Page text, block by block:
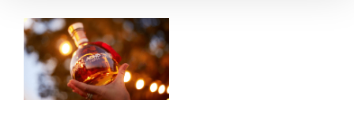
調酒控必備！
法國干邑名莊
特調 ABK6柳
橙干邑白蘭地